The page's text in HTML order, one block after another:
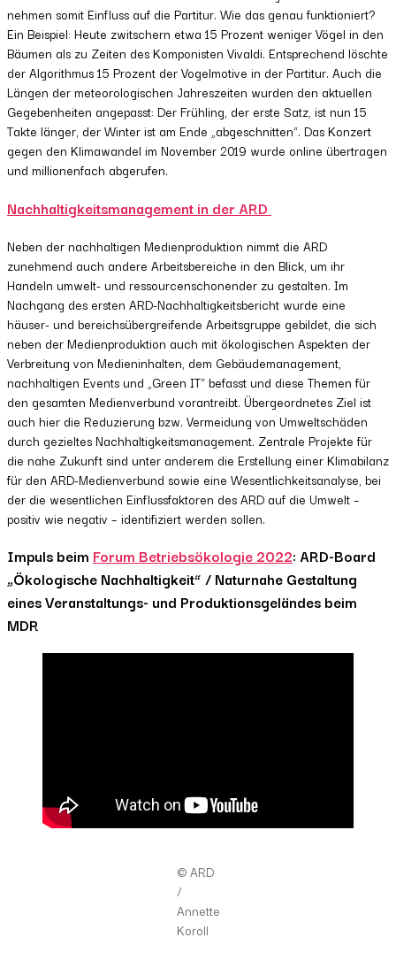
nehmen somit Einfluss auf die Partitur. Wie das genau funktioniert?
Ein Beispiel: Heute zwitschern etwa 15 Prozent weniger Vögel in den
Bäumen als zu Zeiten des Komponisten Vivaldi. Entsprechend löschte
der Algorithmus 15 Prozent der Vogelmotive in der Partitur. Auch die
Längen der meteorologischen Jahreszeiten wurden den aktuellen
Gegebenheiten angepasst: Der Frühling, der erste Satz, ist nun 15
Takte länger, der Winter ist am Ende „abgeschnitten“. Das Konzert
gegen den Klimawandel im November 2019 wurde online übertragen
und millionenfach abgerufen.
Nachhaltigkeitsmanagement in der ARD
Neben der nachhaltigen Medienproduktion nimmt die ARD
zunehmend auch andere Arbeitsbereiche in den Blick, um ihr
Handeln umwelt- und ressourcenschonender zu gestalten. Im
Nachgang des ersten ARD-Nachhaltigkeitsbericht wurde eine
häuser- und bereichsübergreifende Arbeitsgruppe gebildet, die sich
neben der Medienproduktion auch mit ökologischen Aspekten der
Verbreitung von Medieninhalten, dem Gebäudemanagement,
nachhaltigen Events und „Green IT“ befasst und diese Themen für
den gesamten Medienverbund vorantreibt. Übergeordnetes Ziel ist
auch hier die Reduzierung bzw. Vermeidung von Umweltschäden
durch gezieltes Nachhaltigkeitsmanagement. Zentrale Projekte für
die nahe Zukunft sind unter anderem die Erstellung einer Klimabilanz
für den ARD-Medienverbund sowie eine Wesentlichkeitsanalyse, bei
der die wesentlichen Einflussfaktoren des ARD auf die Umwelt –
positiv wie negativ – identifiziert werden sollen.
Impuls beim Forum Betriebsökologie 2022: ARD-Board
„Ökologische Nachhaltigkeit“ / Naturnahe Gestaltung
eines Veranstaltungs- und Produktionsgeländes beim
MDR
© ARD
/
Annette
Koroll